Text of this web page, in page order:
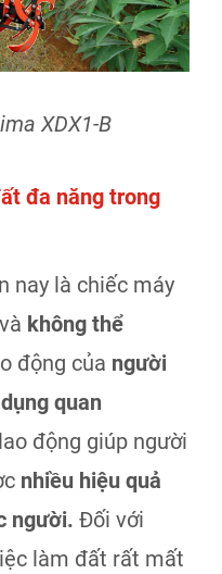
XDX1-B
đa năng trong
nay là chiếc máy
không thể
động của người
quan
động giúp người
nhiều hiệu quả
người. Đối với
làm đất rất mất